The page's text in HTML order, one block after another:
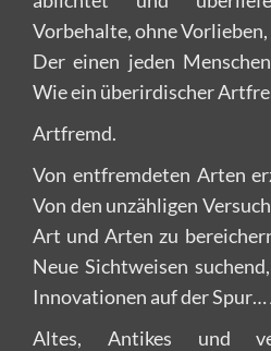
Vorbehalte, ohne
Der einen jeden
Wie ein überirdischer
Artfremd.
Von entfremdeten Arten
Von den unzähligen
Art und Arten zu
Neue Sichtweisen
Innovationen auf der
Altes, Antikes und